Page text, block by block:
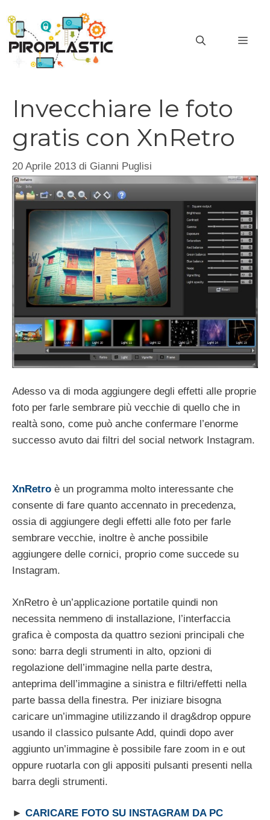
contenuto
Invecchiare le foto
gratis con XnRetro
20 Aprile 2013 di Gianni Puglisi
Adesso va di moda aggiungere degli effetti alle proprie
foto per farle sembrare più vecchie di quello che in
realtà sono, come può anche confermare l’enorme
successo avuto dai filtri del social network Instagram.
XnRetro è un programma molto interessante che
consente di fare quanto accennato in precedenza,
ossia di aggiungere degli effetti alle foto per farle
sembrare vecchie, inoltre è anche possibile
aggiungere delle cornici, proprio come succede su
Instagram.
XnRetro è un’applicazione portatile quindi non
necessita nemmeno di installazione, l’interfaccia
grafica è composta da quattro sezioni principali che
sono: barra degli strumenti in alto, opzioni di
regolazione dell’immagine nella parte destra,
anteprima dell’immagine a sinistra e filtri/effetti nella
parte bassa della finestra. Per iniziare bisogna
caricare un’immagine utilizzando il drag&drop oppure
usando il classico pulsante Add, quindi dopo aver
aggiunto un’immagine è possibile fare zoom in e out
oppure ruotarla con gli appositi pulsanti presenti nella
barra degli strumenti.
► CARICARE FOTO SU INSTAGRAM DA PC